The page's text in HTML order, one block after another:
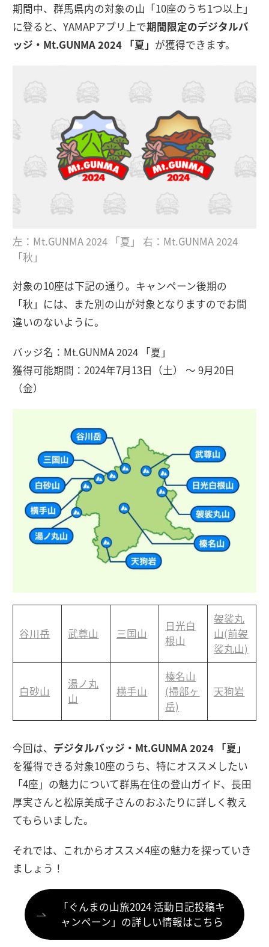
期間中、群馬県内の対象の山「10座のうち1つ以上」
に登ると、YAMAPアプリ上で期間限定のデジタルバ
ッジ・Mt.GUNMA 2024 「夏」 が獲得できます。
左：Mt.GUNMA 2024 「夏」 右：Mt.GUNMA 2024
「秋」
対象の10座は下記の通り。キャンペーン後期の
「秋」には、また別の山が対象となりますのでお間
違いのないように。
バッジ名：Mt.GUNMA 2024 「夏」
獲得可能期間：2024年7月13日（土） 〜 9月20日
（金）
谷川岳 武尊山 三国山
日光白
根山
袈裟丸
山(前袈
裟丸山)
白砂山
湯ノ丸
山
横手山
榛名山
(掃部ヶ
岳)
天狗岩
今回は、 デジタルバッジ・Mt.GUNMA 2024 「夏」
を獲得できる対象10座のうち、特にオススメしたい
「4座」の魅力について群馬在住の登山ガイド、長田
厚実さんと松原美成子さんのおふたりに詳しく教え
てもらいました。
それでは、これからオススメ4座の魅力を探っていき
ましょう！
「ぐんまの山旅2024 活動日記投稿キ
ャンペーン」の詳しい情報はこちら